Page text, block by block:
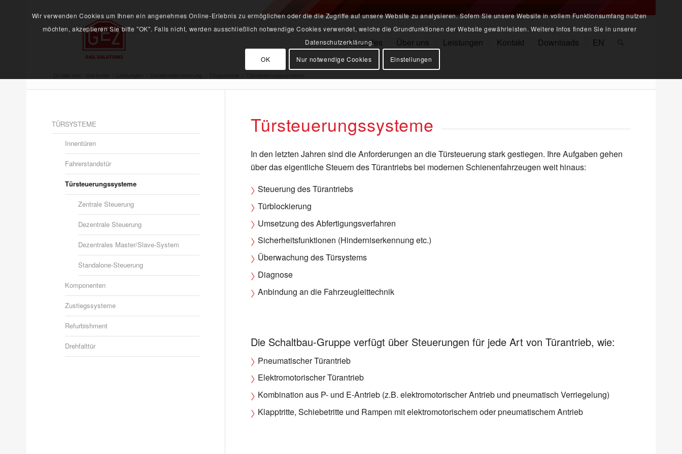
Aktuelles Über uns Leistungen Kontakt Downloads EN
Türsteuerungssysteme
In den letzten Jahren sind die Anforderungen an die Türsteuerung stark gestiegen. Ihre Aufgaben gehen
über das eigentliche Steuern des Türantriebs bei modernen Schienenfahrzeugen weit hinaus:
Steuerung des Türantriebs
Türblockierung
Umsetzung des Abfertigungsverfahren
Sicherheitsfunktionen (Hinderniserkennung etc.)
Überwachung des Türsystems
Diagnose
Anbindung an die Fahrzeugleittechnik
Die Schaltbau-Gruppe verfügt über Steuerungen für jede Art von Türantrieb, wie:
Pneumatischer Türantrieb
Elektromotorischer Türantrieb
Kombination aus P- und E-Antrieb (z.B. elektromotorischer Antrieb und pneumatisch Verriegelung)
Klapptritte, Schiebetritte und Rampen mit elektromotorischem oder pneumatischem Antrieb
TÜRSYSTEME
Innentüren
Fahrerstandstür
Türsteuerungssysteme
Zentrale Steuerung
Dezentrale Steuerung
Dezentrales Master/Slave-System
Standalone-Steuerung
Komponenten
Zustiegssysteme
Refurbishment
Drehfalttür
Wir verwenden Cookies um Ihnen ein angenehmes Online-Erlebnis zu ermöglichen oder die die Zugriffe auf unsere Website zu analysieren. Sofern Sie unsere Website in vollem Funktionsumfang nutzen
möchten, akzeptieren Sie bitte "OK". Falls nicht, werden ausschließlich notwendige Cookies verwendet, welche die Grundfunktionen der Website gewährleisten. Weitere Infos finden Sie in unserer
Datenschutzerklärung.
OK Nur notwendige Cookies Einstellungen